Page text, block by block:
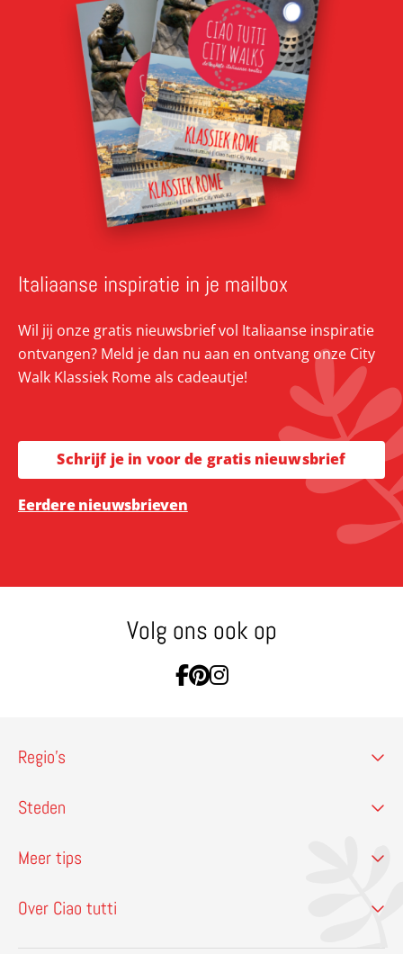
Italiaanse inspiratie in je mailbox
Wil jij onze gratis nieuwsbrief vol Italiaanse inspiratie
ontvangen? Meld je dan nu aan en ontvang onze City
Walk Klassiek Rome als cadeautje!
Schrijf je in voor de gratis nieuwsbrief
Eerdere nieuwsbrieven
Volg ons ook op
Ga naar Facebook
Ga naar Pinterest
Ga naar Instagram
Regio’s
Steden
Meer tips
Over Ciao tutti